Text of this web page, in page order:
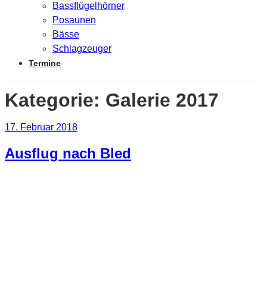
Bassflügelhörner
Posaunen
Bässe
Schlagzeuger
Termine
Kategorie: Galerie 2017
Veröffentlicht
17. Februar 2018
Ausflug nach Bled